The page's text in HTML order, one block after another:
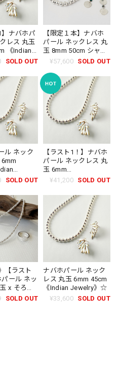
】ナバホパ
レス 丸玉
《Indian
☆SOLD OUT
【限定１本】ナバホ
パール ネックレス 丸
玉 8mm 50cm シャイ
ニー《Indian
¥57,600 SOLD OUT
ル ネック
6mm
☆SOLD OUT
【ラスト1！】ナバホ
パール ネックレス 丸
玉 6mm
55cm《Indian
¥41,200 SOLD OUT
【ラスト
ール ネッ
x そろば
45cm シャ
SOLD OUT
ナバホパール ネック
レス 丸玉 6mm 45cm
《Indian Jewelry》☆
¥33,600 SOLD OUT